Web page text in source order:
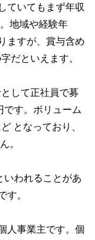
ていてもまず年収
地域や経験年
ますが、賞与含め
だといえます。
して正社員で募
です。ボリューム
となっており、
。
いわれることがあ
す。
人事業主です。個